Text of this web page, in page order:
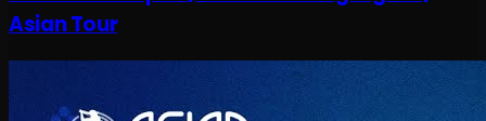
Asian Tour